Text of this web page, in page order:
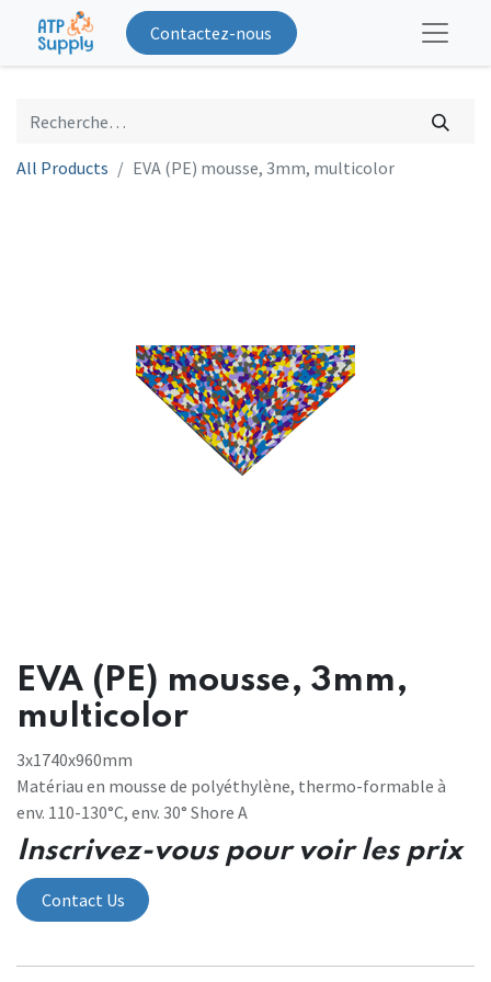
Contactez-nous
All Products EVA (PE) mousse, 3mm, multicolor
EVA (PE) mousse, 3mm,
multicolor
3x1740x960mm
Matériau en mousse de polyéthylène, thermo-formable à
env. 110-130°C, env. 30° Shore A
Inscrivez-vous pour voir les prix
Contact Us